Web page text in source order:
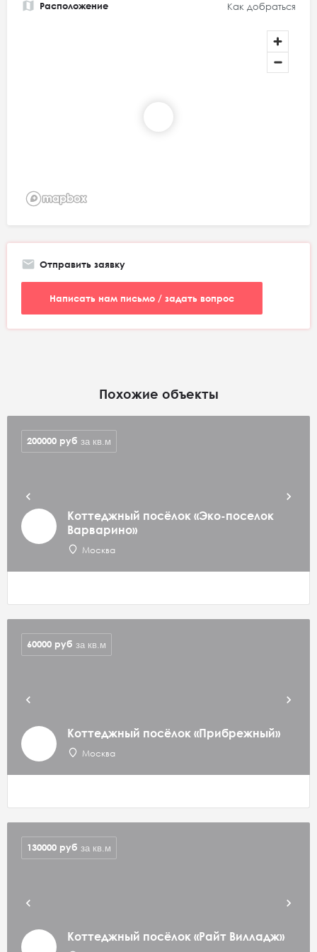
Расположение Как добраться
Отправить заявку
Написать нам письмо / задать вопрос
Похожие объекты
Коттеджный посёлок «Эко-поселок
Варварино»
Москва
200000 руб за кв.м
Коттеджный посёлок «Прибрежный»
Москва
60000 руб за кв.м
Коттеджный посёлок «Райт Вилладж»
130000 руб за кв.м